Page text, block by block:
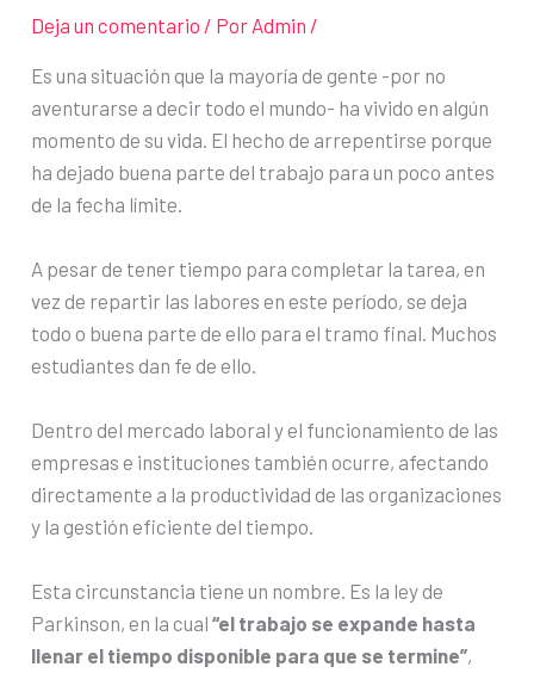
Deja un comentario / Por Admin /
Es una situación que la mayoría de gente ­-por no
aventurarse a decir todo el mundo- ha vivido en algún
momento de su vida. El hecho de arrepentirse porque
ha dejado buena parte del trabajo para un poco antes
de la fecha límite.
A pesar de tener tiempo para completar la tarea, en
vez de repartir las labores en este período, se deja
todo o buena parte de ello para el tramo final. Muchos
estudiantes dan fe de ello.
Dentro del mercado laboral y el funcionamiento de las
empresas e instituciones también ocurre, afectando
directamente a la productividad de las organizaciones
y la gestión eficiente del tiempo.
Esta circunstancia tiene un nombre. Es la ley de
Parkinson, en la cual“el trabajo se expande hasta
llenar el tiempo disponible para que se termine”,